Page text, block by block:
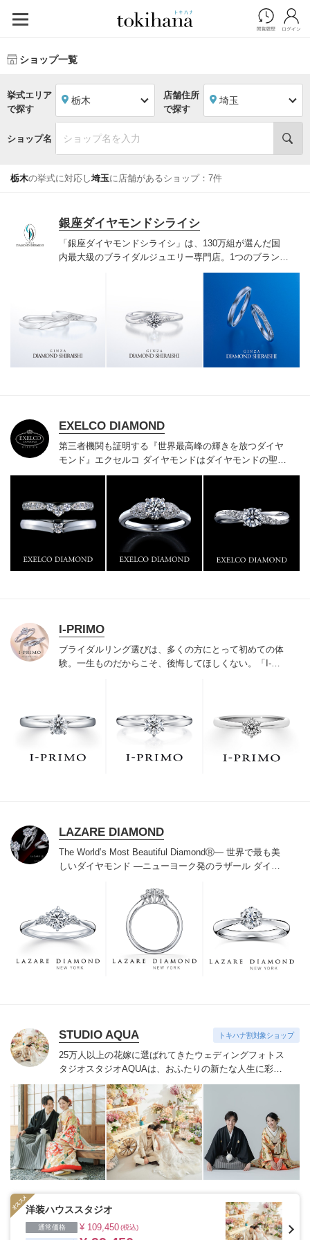
ショップ一覧
挙式エリア
で探す
栃木
店舗住所
で探す
埼玉
ショップ名
栃木の挙式に対応し埼玉に店舗があるショップ：7件
銀座ダイヤモンドシライシ
「銀座ダイヤモンドシライシ」は、130万組が選んだ国
内最大級のブライダルジュエリー専門店。1つのブランド
では国内最大級の700種類以上の豊富なデザインを取り
揃え、ふたりの「似合う」と「好き」を同時に叶えた満
足の選択ができる指輪をご提案しています。多くのお客
様にご満足いただけている、一生身に着けるための指輪
のクオリティや購入後のアフターサービスをぜひ一度店
頭でお確かめください。
EXELCO DIAMOND
第三者機関も証明する『世界最高峰の輝きを放つダイヤ
モンド』 エクセルコ ダイヤモンドはダイヤモンドの聖地
ベルギー発祥で200年以上の歴史がある真のカッターズ
門店としてリングのデザインや品質にもこだわっていま
す。おふたりに本物の輝きを一生身に着けていただきた
い想いで「ヴァージン・ダイヤモンド」「ハードプラチ
ナ」「保証内容」にこだわっています。
I-PRIMO
ブライダルリング選びは、多くの方にとって初めての体
験。一生ものだからこそ、後悔してほしくない。「I-
でお待ちしております。リング選びの最初の一歩をご一
緒に。まずは、アイプリモへ。
LAZARE DIAMOND
The World’s Most Beautiful DiamondⓇ― 世界で最も美
しいダイヤモンド ―ニューヨーク発のラザール ダイヤ
られ120年を超えた今もなおダイヤモンドの美しい輝き
にこだわり続けています。私たちの願いは、この生涯変
わらないワン＆オンリーの輝きを幸せの象徴として、い
つも、ずっと、身に着けていただくことです。
STUDIO AQUA トキハナ割対象ショップ
25万人以上の花嫁に選ばれてきたウェディングフォトス
タジオスタジオAQUAは、おふたりの新たな人生に彩り
を添える“最高のウェディングフォト”のお手伝いをさせ
ていただきます。1枚の写真のチカラを信じて
洋装ハウススタジオ
通常価格 ¥ 109,450(税込)